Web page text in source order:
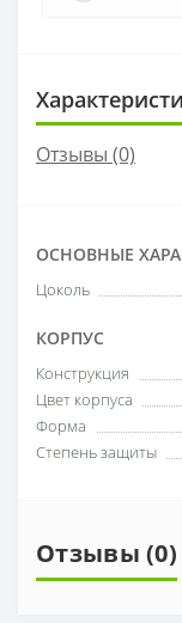
Отзывы (0)
ОСНОВНЫЕ
Цоколь
КОРПУС
Конструкция
Цвет корпуса
Форма
Степень защиты
Отзывы (0)